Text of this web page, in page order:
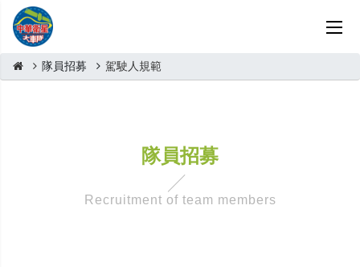
隊員招募 駕駛人規範
隊員招募
Recruitment of team members